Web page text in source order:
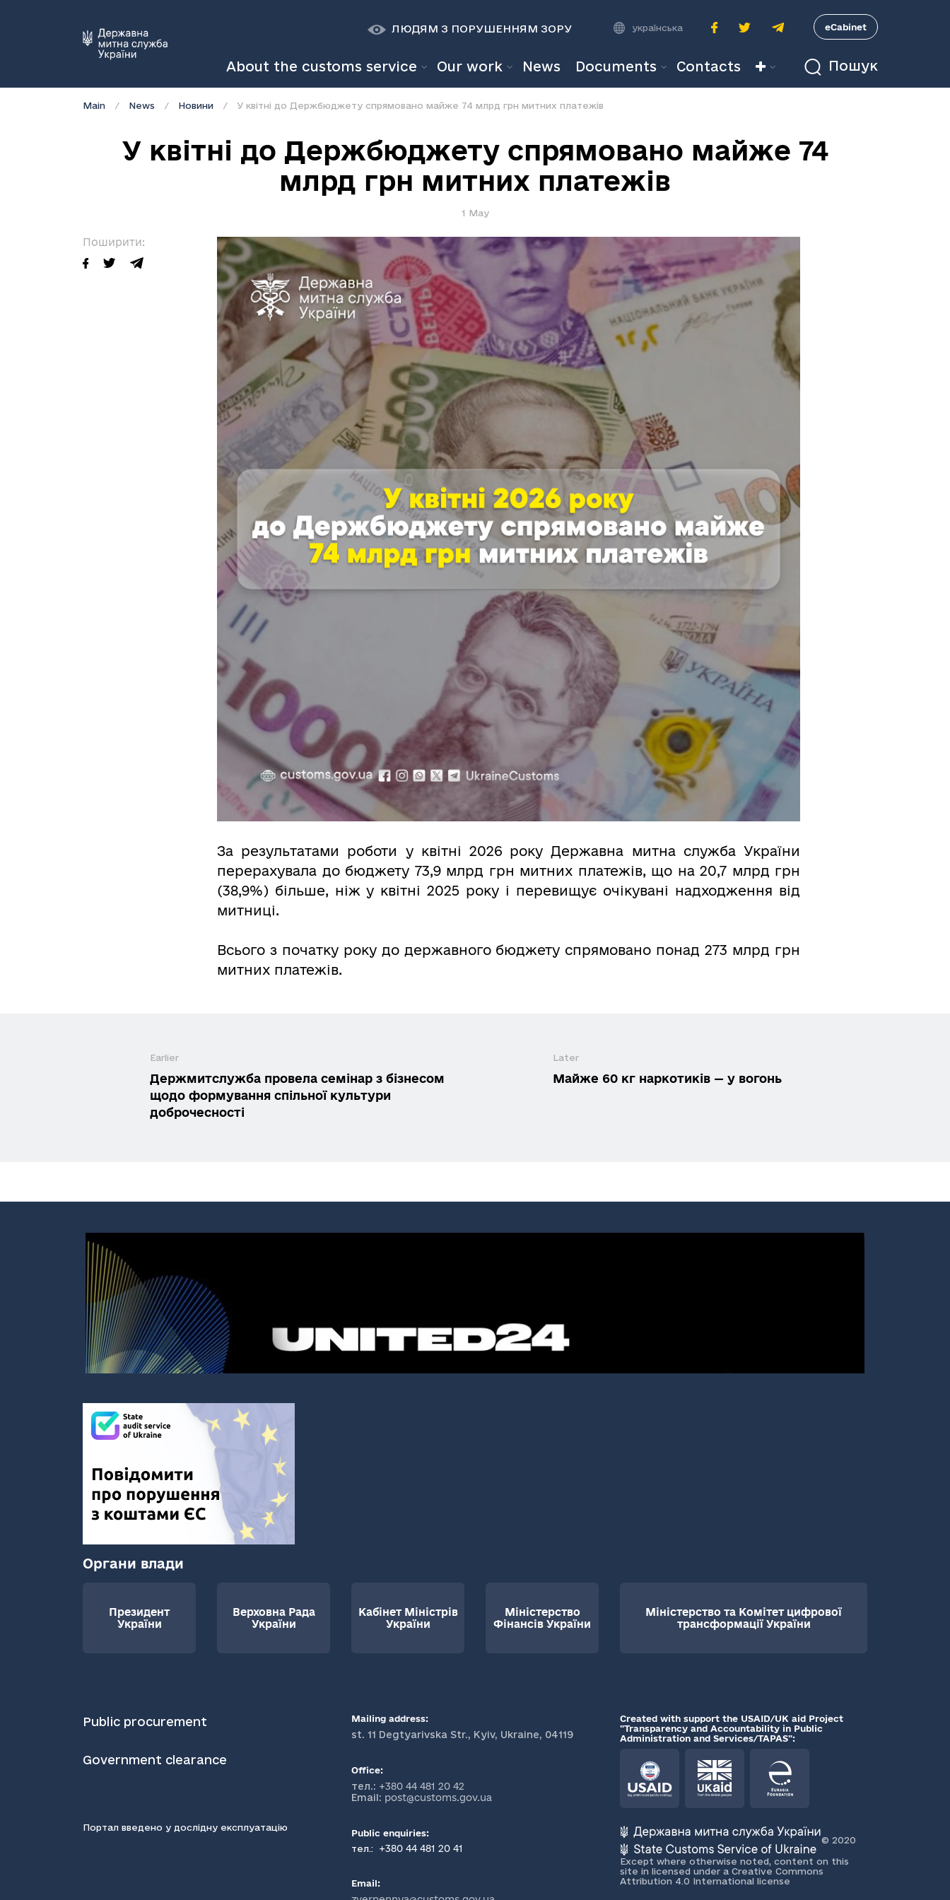
ЛЮДЯМ З ПОРУШЕННЯМ ЗОРУ
К К A A A
українська eCabinet
About the customs service Our work News Documents Contacts Пошук
Main News Новини У квітні до Держбюджету спрямовано майже 74 млрд грн митних платежів
У квітні до Держбюджету спрямовано майже 74
млрд грн митних платежів
1 May
Поширити:
За результатами роботи у квітні 2026 року Державна митна служба України
перерахувала до бюджету 73,9 млрд грн митних платежів, що на 20,7 млрд грн
(38,9%) більше, ніж у квітні 2025 року і перевищує очікувані надходження від
митниці.
Всього з початку року до державного бюджету спрямовано понад 273 млрд грн
митних платежів.
Earlier
Держмитслужба провела семінар з бізнесом
щодо формування спільної культури
доброчесності
Later
Майже 60 кг наркотиків — у вогонь
Органи влади
Президент
України
Верховна Рада
України
Кабінет Міністрів
України
Міністерство
Фінансів України
Міністерство та Комітет цифрової
трансформації України
Public procurement
Government clearance
Портал введено у дослідну експлуатацію
Mailing address:
st. 11 Degtyarivska Str., Kyiv, Ukraine, 04119
Office:
тел.: +380 44 481 20 42
Email: post@customs.gov.ua
Public enquiries:
тел.:
+380 44 481 20 41
Email:
Created with support the USAID/UK aid Project
"Transparency and Accountability in Public
Administration and Services/TAPAS":
© 2020
Except where otherwise noted, content on this
site in licensed under a Creative Commons
Attribution 4.0 International license